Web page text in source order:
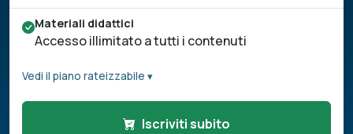
Materiali didattici
Accesso illimitato a tutti i contenuti
Vedi il piano rateizzabile ▾
Iscriviti subito